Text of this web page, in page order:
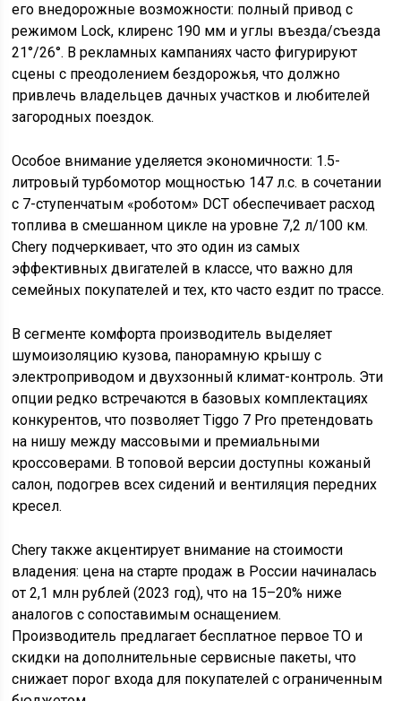
его внедорожные возможности: полный привод с
режимом Lock, клиренс 190 мм и углы въезда/съезда
21°/26°. В рекламных кампаниях часто фигурируют
сцены с преодолением бездорожья, что должно
привлечь владельцев дачных участков и любителей
загородных поездок.
Особое внимание уделяется экономичности: 1.5-
литровый турбомотор мощностью 147 л.с. в сочетании
с 7-ступенчатым «роботом» DCT обеспечивает расход
топлива в смешанном цикле на уровне 7,2 л/100 км.
Chery подчеркивает, что это один из самых
эффективных двигателей в классе, что важно для
семейных покупателей и тех, кто часто ездит по трассе.
В сегменте комфорта производитель выделяет
шумоизоляцию кузова, панорамную крышу с
электроприводом и двухзонный климат-контроль. Эти
опции редко встречаются в базовых комплектациях
конкурентов, что позволяет Tiggo 7 Pro претендовать
на нишу между массовыми и премиальными
кроссоверами. В топовой версии доступны кожаный
салон, подогрев всех сидений и вентиляция передних
кресел.
Chery также акцентирует внимание на стоимости
владения: цена на старте продаж в России начиналась
от 2,1 млн рублей (2023 год), что на 15–20% ниже
аналогов с сопоставимым оснащением.
Производитель предлагает бесплатное первое ТО и
скидки на дополнительные сервисные пакеты, что
снижает порог входа для покупателей с ограниченным